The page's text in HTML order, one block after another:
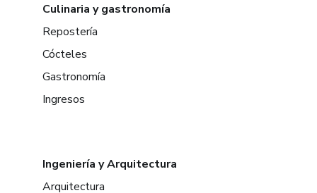
Culinaria y gastronomía
Repostería
Cócteles
Gastronomía
Ingresos
Ingeniería y Arquitectura
Arquitectura